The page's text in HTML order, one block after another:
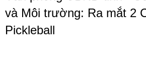
và Môi trường: Ra mắt 2
Pickleball